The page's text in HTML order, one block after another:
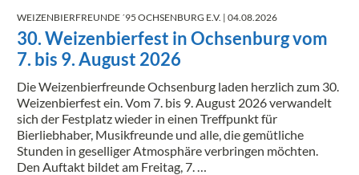
WEIZENBIERFREUNDE ´95 OCHSENBURG E.V. | 04.08.2026
30. Weizenbierfest in Ochsenburg vom
7. bis 9. August 2026
Die Weizenbierfreunde Ochsenburg laden herzlich zum 30.
Weizenbierfest ein. Vom 7. bis 9. August 2026 verwandelt
sich der Festplatz wieder in einen Treffpunkt für
Bierliebhaber, Musikfreunde und alle, die gemütliche
Stunden in geselliger Atmosphäre verbringen möchten.
Den Auftakt bildet am Freitag, 7. …